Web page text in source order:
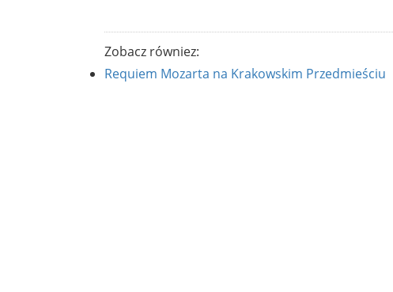
Zobacz równiez:
Requiem Mozarta na Krakowskim Przedmieściu